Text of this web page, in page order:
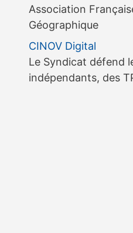
Association
Géographique
CINOV Digital
Le Syndicat défend
indépendants, des